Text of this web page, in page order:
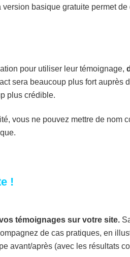
basique gratuite permet
pour utiliser leur témoignage,
sera beaucoup plus fort auprès
plus crédible.
vous ne pouvez mettre de nom
!
témoignages sur votre site.
de cas pratiques, en
avant/après (avec les résultats